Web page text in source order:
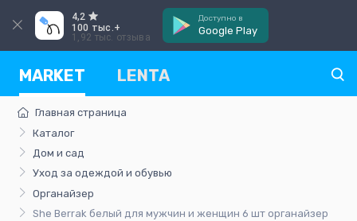
4,2
100 тыс.+
1,92 тыс. отзыва
Доступно в
Google Play
MARKET LENTA
Главная страница
Каталог
Дом и сад
Уход за одеждой и обувью
Органайзер
She Berrak белый для мужчин и женщин 6 шт органайзер